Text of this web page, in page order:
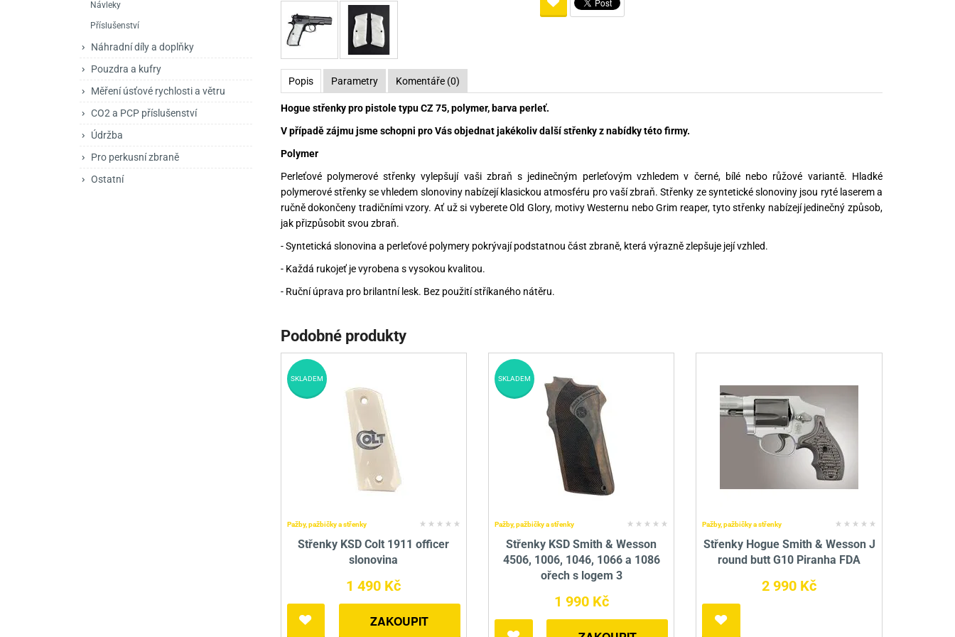
Příslušenství pro zbraně na ZP
Brokovnice opakovací
Brokovnice samonabíjecí
Pistole samonabíjecí
Kuchyňské nože
Příslušenství pro nože
Luky
Kuše
Obranné spreje
Pro lištu weaver a picatinny
Adaptéry
Pro lištu 15 - 17 mm
Náboje na ZP Pistolové a revolverové náboje
Brokové náboje
Malorážkové náboje
Ochranné prostředky
Návleky
Příslušenství
Náhradní díly a doplňky
Pouzdra a kufry
Měření úsťové rychlosti a větru
CO2 a PCP příslušenství
Údržba
Pro perkusní zbraně
Ostatní
Popis Parametry Komentáře (0)
Hogue střenky pro pistole typu CZ 75, polymer, barva perleť.
V případě zájmu jsme schopni pro Vás objednat jakékoliv další střenky z nabídky této firmy.
Polymer
Perleťové polymerové střenky vylepšují vaši zbraň s jedinečným perleťovým vzhledem v černé, bílé nebo růžové variantě. Hladké
polymerové střenky se vhledem slonoviny nabízejí klasickou atmosféru pro vaší zbraň. Střenky ze syntetické slonoviny jsou ryté laserem a
ručně dokončeny tradičními vzory. Ať už si vyberete Old Glory, motivy Westernu nebo Grim reaper, tyto střenky nabízejí jedinečný způsob,
jak přizpůsobit svou zbraň.
- Syntetická slonovina a perleťové polymery pokrývají podstatnou část zbraně, která výrazně zlepšuje její vzhled.
- Každá rukojeť je vyrobena s vysokou kvalitou.
- Ruční úprava pro brilantní lesk. Bez použití stříkaného nátěru.
Podobné produkty
Pažby, pažbičky a střenky
Střenky KSD Colt 1911 officer
slonovina
1 490 Kč
ZAKOUPIT
SKLADEM
Pažby, pažbičky a střenky
Střenky KSD Smith & Wesson
4506, 1006, 1046, 1066 a 1086
ořech s logem 3
1 990 Kč
SKLADEM
Pažby, pažbičky a střenky
Střenky Hogue Smith & Wesson J
round butt G10 Piranha FDA
2 990 Kč